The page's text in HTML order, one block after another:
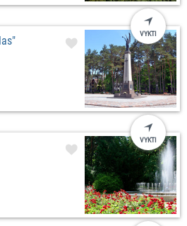
VYKTI
VYKTI